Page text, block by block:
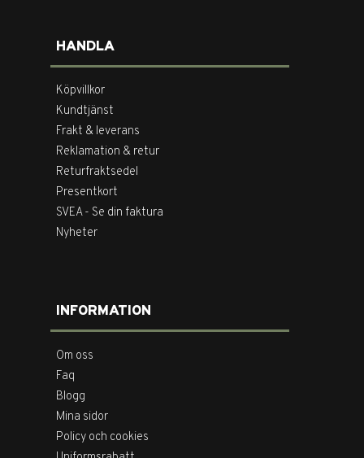
HANDLA
Köpvillkor
Kundtjänst
Frakt & leverans
Reklamation & retur
Returfraktsedel
Presentkort
SVEA - Se din faktura
Nyheter
INFORMATION
Om oss
Faq
Blogg
Mina sidor
Policy och cookies